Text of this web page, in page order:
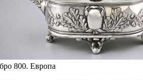
800. Европа